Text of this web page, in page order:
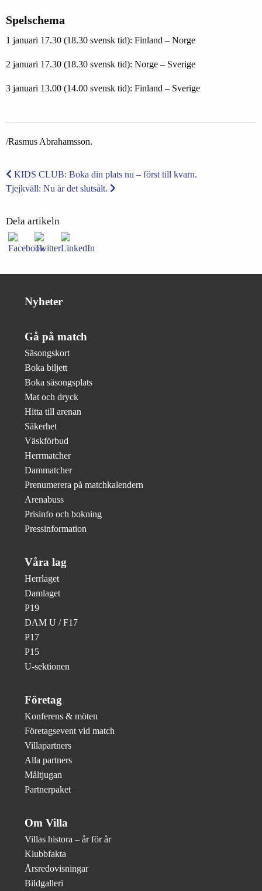
Spelschema
1 januari 17.30 (18.30 svensk tid): Finland – Norge
2 januari 17.30 (18.30 svensk tid): Norge – Sverige
3 januari 13.00 (14.00 svensk tid): Finland – Sverige
/Rasmus Abrahamsson.
KIDS CLUB: Boka din plats nu – först till kvarn.
Tjejkväll: Nu är det slutsålt.
Dela artikeln
Nyheter
Gå på match
Säsongskort
Boka biljett
Boka säsongsplats
Mat och dryck
Hitta till arenan
Säkerhet
Väskförbud
Herrmatcher
Dammatcher
Prenumerera på matchkalendern
Arenabuss
Prisinfo och bokning
Pressinformation
Våra lag
Herrlaget
Damlaget
P19
DAM U / F17
P17
P15
U-sektionen
Företag
Konferens & möten
Företagsevent vid match
Villapartners
Alla partners
Måltjugan
Partnerpaket
Om Villa
Villas histora – år för år
Klubbfakta
Årsredovisningar
Bildgalleri